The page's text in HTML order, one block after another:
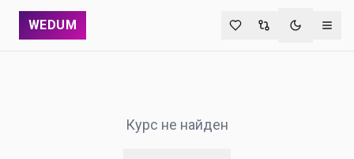
WEDUM
Курс не найден